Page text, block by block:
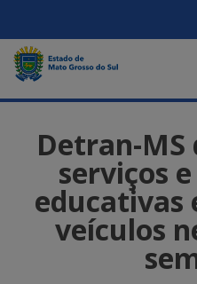
Detran-MS
serviços
educativas
veículos